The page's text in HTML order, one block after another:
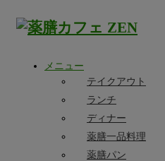
メニュー
テイクアウト
ランチ
ディナー
薬膳一品料理
薬膳パン